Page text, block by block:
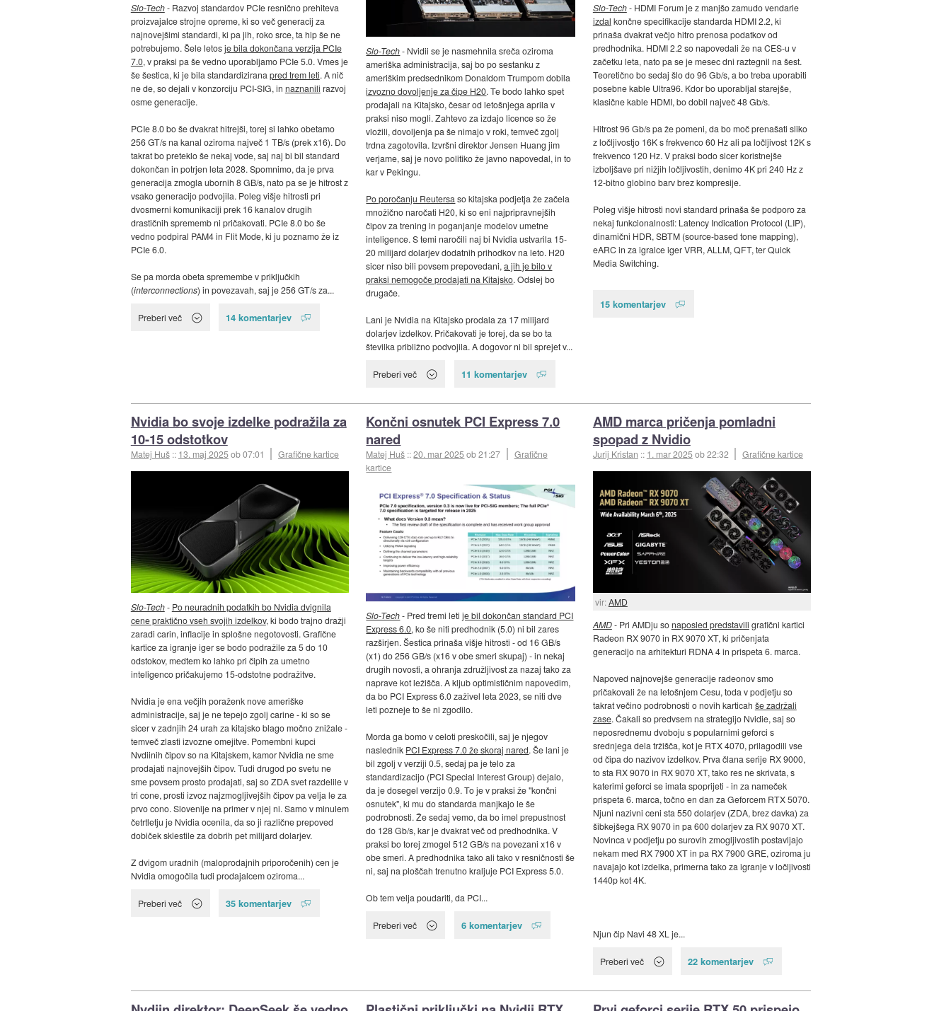
Slo-Tech- Razvoj standardov PCIe resnično prehiteva
proizvajalce strojne opreme, ki so več generacij za
najnovejšimi standardi, ki pa jih, roko srce, ta hip še ne
potrebujemo. Šele letosje bila dokončana verzija PCIe
7.0, v praksi pa še vedno uporabljamo PCIe 5.0. Vmes je
še šestica, ki je bila standardizirana pred trem leti. A nič
ne de, so dejali v konzorciju PCI-SIG, in naznanili razvoj
osme generacije.
PCIe 8.0 bo še dvakrat hitrejši, torej si lahko obetamo
256 GT/s na kanal oziroma največ 1 TB/s (prek x16). Do
takrat bo preteklo še nekaj vode, saj naj bi bil standard
dokončan in potrjen leta 2028. Spomnimo, da je prva
generacija zmogla ubornih 8 GB/s, nato pa se je hitrost z
vsako generacijo podvojila. Poleg višje hitrosti pri
dvosmerni komunikaciji prek 16 kanalov drugih
drastičnih sprememb ni pričakovati. PCIe 8.0 bo še
vedno podpiral PAM4 in Flit Mode, ki ju poznamo že iz
PCIe 6.0.
Se pa morda obeta spremembe v priključkih
(interconnections) in povezavah, saj je 256 GT/s za...
Preberi več 14 komentarjev
Slo-Tech- Nvidii se je nasmehnila sreča oziroma
ameriška administracija, saj bo po sestanku z
ameriškim predsednikom Donaldom Trumpom dobila
izvozno dovoljenje za čipe H20. Te bodo lahko spet
prodajali na Kitajsko, česar od letošnjega aprila v
praksi niso mogli. Zahtevo za izdajo licence so že
vložili, dovoljenja pa še nimajo v roki, temveč zgolj
trdna zagotovila. Izvršni direktor Jensen Huang jim
verjame, saj je novo politiko že javno napovedal, in to
kar v Pekingu.
Po poročanju Reutersa so kitajska podjetja že začela
množično naročati H20, ki so eni najpripravnejših
čipov za trening in poganjanje modelov umetne
inteligence. S temi naročili naj bi Nvidia ustvarila 15-
20 milijard dolarjev dodatnih prihodkov na leto. H20
sicer niso bili povsem prepovedani,a jih je bilo v
praksi nemogoče prodajati na Kitajsko. Odslej bo
drugače.
Lani je Nvidia na Kitajsko prodala za 17 milijard
dolarjev izdelkov. Pričakovati je torej, da se bo ta
številka približno podvojila. A dogovor ni bil sprejet v...
Preberi več 11 komentarjev
Slo-Tech- HDMI Forum je z manjšo zamudo vendarle
izdal končne specifikacije standarda HDMI 2.2, ki
prinaša dvakrat večjo hitro prenosa podatkov od
predhodnika. HDMI 2.2 so napovedali že na CES-u v
začetku leta, nato pa se je mesec dni raztegnil na šest.
Teoretično bo sedaj šlo do 96 Gb/s, a bo treba uporabiti
posebne kable Ultra96. Kdor bo uporabljal starejše,
klasične kable HDMI, bo dobil največ 48 Gb/s.
Hitrost 96 Gb/s pa že pomeni, da bo moč prenašati sliko
z ločljivostjo 16K s frekvenco 60 Hz ali pa ločljivost 12K s
frekvenco 120 Hz. V praksi bodo sicer koristnejše
izboljšave pri nižjih ločljivostih, denimo 4K pri 240 Hz z
12-bitno globino barv brez kompresije.
Poleg višje hitrosti novi standard prinaša še podporo za
nekaj funkcionalnosti: Latency Indication Protocol (LIP),
dinamični HDR, SBTM (source-based tone mapping),
eARC in za igralce iger VRR, ALLM, QFT, ter Quick
Media Switching.
15 komentarjev
Nvidia bo svoje izdelke podražila za
10-15 odstotkov
Matej Huš :: 13. maj 2025ob 07:01 Grafične kartice
Slo-Tech- Po neuradnih podatkih bo Nvidia dvignila
cene praktično vseh svojih izdelkov, ki bodo trajno dražji
zaradi carin, inflacije in splošne negotovosti. Grafične
kartice za igranje iger se bodo podražile za 5 do 10
odstokov, medtem ko lahko pri čipih za umetno
inteligenco pričakujemo 15-odstotne podražitve.
Nvidia je ena večjih poraženk nove ameriške
administracije, saj je ne tepejo zgolj carine - ki so se
sicer v zadnjih 24 urah za kitajsko blago močno znižale -
temveč zlasti izvozne omejitve. Pomembni kupci
Nvdiinih čipov so na Kitajskem, kamor Nvidia ne sme
prodajati najnovejših čipov. Tudi drugod po svetu ne
sme povsem prosto prodajati, saj so ZDA svet razdelile v
tri cone, prosti izvoz najzmogljivejših čipov pa velja le za
prvo cono. Slovenije na primer v njej ni. Samo v minulem
četrtletju je Nvidia ocenila, da so ji različne prepoved
dobiček sklestile za dobrih pet milijard dolarjev.
Z dvigom uradnih (maloprodajnih priporočenih) cen je
Nvidia omogočila tudi prodajalcem oziroma...
Preberi več 35 komentarjev
Končni osnutek PCI Express 7.0
nared
Matej Huš ::20. mar 2025ob 21:27
Grafične
kartice
Slo-Tech- Pred tremi letije bil dokončan standard PCI
Express 6.0, ko še niti predhodnik (5.0) ni bil zares
razširjen. Šestica prinaša višje hitrosti - od 16 GB/s
(x1) do 256 GB/s (x16 v obe smeri skupaj) - in nekaj
drugih novosti, a ohranja združljivost za nazaj tako za
naprave kot ležišča. A kljub optimističnim napovedim,
da bo PCI Express 6.0 zaživel leta 2023, se niti dve
leti pozneje to še ni zgodilo.
Morda ga bomo v celoti preskočili, saj je njegov
naslednik PCI Express 7.0 že skoraj nared. Še lani je
bil zgolj v verziji 0.5, sedaj pa je telo za
standardizacijo (PCI Special Interest Group) dejalo,
da je dosegel verzijo 0.9. To je v praksi že "končni
osnutek", ki mu do standarda manjkajo le še
podrobnosti. Že sedaj vemo, da bo imel prepustnost
do 128 Gb/s, kar je dvakrat več od predhodnika. V
praksi bo torej zmogel 512 GB/s na povezani x16 v
obe smeri. A predhodnika tako ali tako v resničnosti še
ni, saj na ploščah trenutno kraljuje PCI Express 5.0.
Ob tem velja poudariti, da PCI...
Preberi več 6 komentarjev
AMD marca pričenja pomladni
spopad z Nvidio
Jurij Kristan :: 1. mar 2025ob 22:32 Grafične kartice
vir:AMD
AMD- Pri AMDju sonaposled predstavili grafični kartici
Radeon RX 9070 in RX 9070 XT, ki pričenjata
generacijo na arhitekturi RDNA 4 in prispeta 6. marca.
Napoved najnovejše generacije radeonov smo
pričakovali že na letošnjem Cesu, toda v podjetju so
takrat večino podrobnosti o novih karticah še zadržali
zase. Čakali so predvsem na strategijo Nvidie, saj so
neposrednemu dvoboju s popularnimi geforci s
srednjega dela tržišča, kot je RTX 4070, prilagodili vse
od čipa do nazivov izdelkov. Prva člana serije RX 9000,
to sta RX 9070 in RX 9070 XT, tako res ne skrivata, s
katerimi geforci se imata spoprijeti - in za nameček
prispeta 6. marca, točno en dan za Geforcem RTX 5070.
Njuni nazivni ceni sta 550 dolarjev (ZDA, brez davka) za
šibkejšega RX 9070 in pa 600 dolarjev za RX 9070 XT.
Novinca v podjetju po surovih zmogljivostih postavljajo
nekam med RX 7900 XT in pa RX 7900 GRE, oziroma ju
navajajo kot izdelka, primerna tako za igranje v ločljivosti
1440p kot 4K.
Njun čip Navi 48 XL je...
Preberi več 22 komentarjev